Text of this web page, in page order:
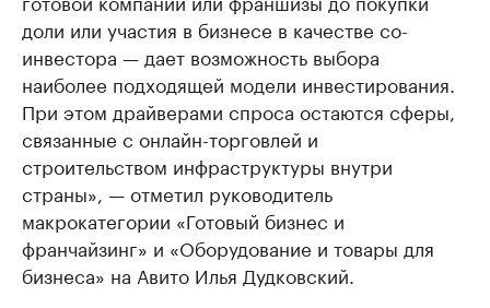
доли или участия в бизнесе в качестве со-
инвестора — дает возможность выбора
наиболее подходящей модели инвестирования.
При этом драйверами спроса остаются сферы,
связанные с онлайн-торговлей и
строительством инфраструктуры внутри
страны», — отметил руководитель
макрокатегории «Готовый бизнес и
франчайзинг» и «Оборудование и товары для
бизнеса» на Авито Илья Дудковский.